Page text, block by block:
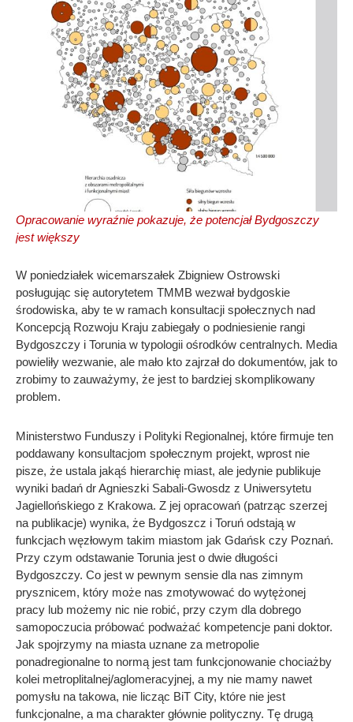
Opracowanie wyraźnie pokazuje, że potencjał Bydgoszczy
jest większy
W poniedziałek wicemarszałek Zbigniew Ostrowski
posługując się autorytetem TMMB wezwał bydgoskie
środowiska, aby te w ramach konsultacji społecznych nad
Koncepcją Rozwoju Kraju zabiegały o podniesienie rangi
Bydgoszczy i Torunia w typologii ośrodków centralnych. Media
powieliły wezwanie, ale mało kto zajrzał do dokumentów, jak to
zrobimy to zauważymy, że jest to bardziej skomplikowany
problem.
Ministerstwo Funduszy i Polityki Regionalnej, które firmuje ten
poddawany konsultacjom społecznym projekt, wprost nie
pisze, że ustala jakąś hierarchię miast, ale jedynie publikuje
wyniki badań dr Agnieszki Sabali-Gwosdz z Uniwersytetu
Jagiellońskiego z Krakowa. Z jej opracowań (patrząc szerzej
na publikacje) wynika, że Bydgoszcz i Toruń odstają w
funkcjach węzłowym takim miastom jak Gdańsk czy Poznań.
Przy czym odstawanie Torunia jest o dwie długości
Bydgoszczy. Co jest w pewnym sensie dla nas zimnym
prysznicem, który może nas zmotywować do wytężonej
pracy lub możemy nic nie robić, przy czym dla dobrego
samopoczucia próbować podważać kompetencje pani doktor.
Jak spojrzymy na miasta uznane za metropolie
ponadregionalne to normą jest tam funkcjonowanie chociażby
kolei metroplitalnej/aglomeracyjnej, a my nie mamy nawet
pomysłu na takowa, nie licząc BiT City, które nie jest
funkcjonalne, a ma charakter głównie polityczny. Tę drugą